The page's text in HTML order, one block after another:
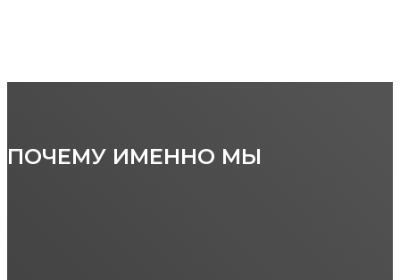
ПОЧЕМУ ИМЕННО МЫ